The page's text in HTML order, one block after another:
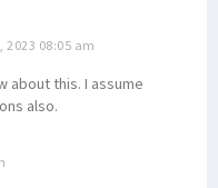
2023 08:05 am
about this. I assume
also.